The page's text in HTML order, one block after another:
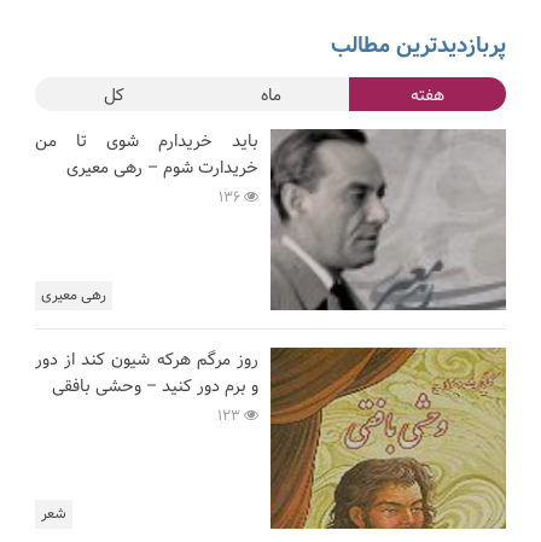
پربازدیدترین مطالب
هفته ماه کل
رهی معیری
باید خریدارم شوی تا من
خریدارت شوم – رهی معیری
شعر
روز مرگم هرکه شیون کند از دور
و برم دور کنید – وحشی بافقی